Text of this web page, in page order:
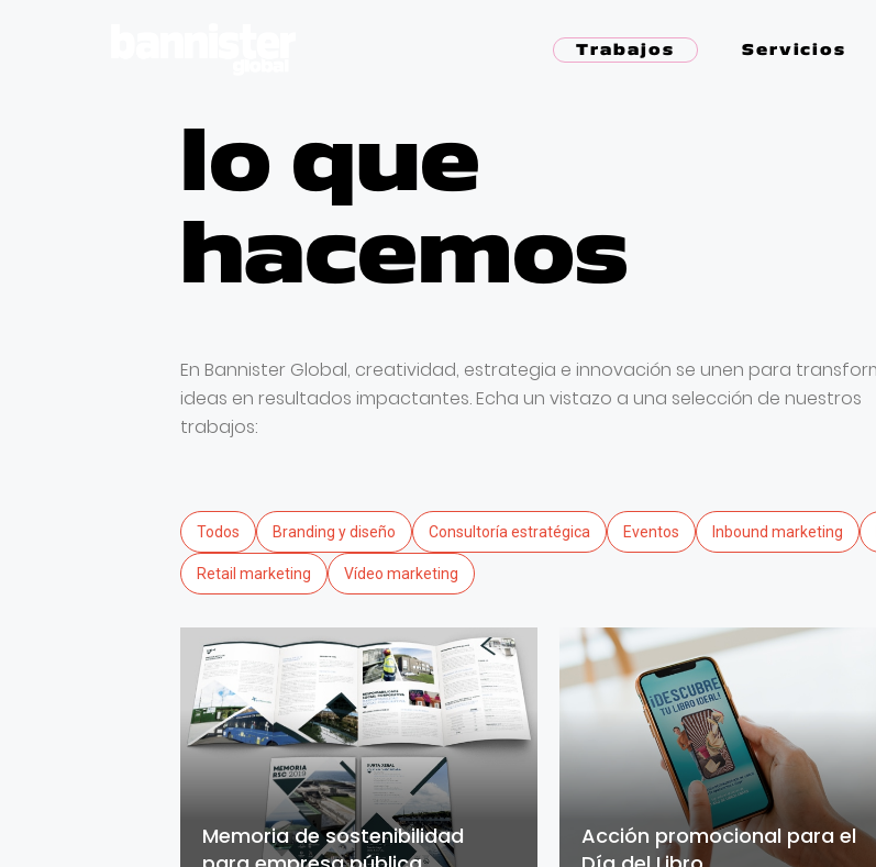
Trabajos Servicios
lo que
hacemos
En Bannister Global, creatividad, estrategia e innovación se unen para
ideas en resultados impactantes. Echa un vistazo a una selección de nuestros
trabajos:
Todos Branding y diseño Consultoría estratégica Eventos Inbound marketing
Retail marketing Vídeo marketing
Memoria de sostenibilidad
Acción promocional para el